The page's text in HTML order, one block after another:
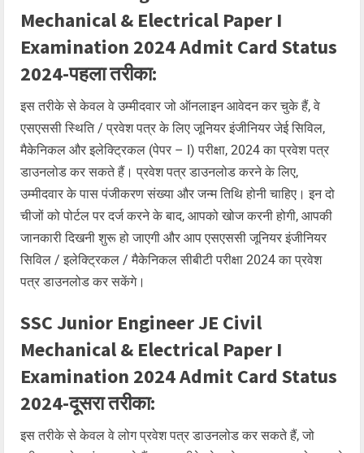
Mechanical & Electrical Paper I
Examination 2024 Admit Card Status
2024-पहला तरीका:
इस तरीके से केवल वे उम्मीदवार जो ऑनलाइन आवेदन कर चुके हैं, वे
एसएससी स्थिति / प्रवेश पत्र के लिए जूनियर इंजीनियर जेई सिविल,
मैकेनिकल और इलेक्ट्रिकल (पेपर – I) परीक्षा, 2024 का प्रवेश पत्र
डाउनलोड कर सकते हैं। प्रवेश पत्र डाउनलोड करने के लिए,
उम्मीदवार के पास पंजीकरण संख्या और जन्म तिथि होनी चाहिए। इन दो
चीजों को पोर्टल पर दर्ज करने के बाद, आपको खोज करनी होगी, आपकी
जानकारी दिखनी शुरू हो जाएगी और आप एसएससी जूनियर इंजीनियर
सिविल / इलेक्ट्रिकल / मैकेनिकल सीबीटी परीक्षा 2024 का प्रवेश
पत्र डाउनलोड कर सकेंगे।
SSC Junior Engineer JE Civil
Mechanical & Electrical Paper I
Examination 2024 Admit Card Status
2024-दूसरा तरीका:
इस तरीके से केवल वे लोग प्रवेश पत्र डाउनलोड कर सकते हैं, जो